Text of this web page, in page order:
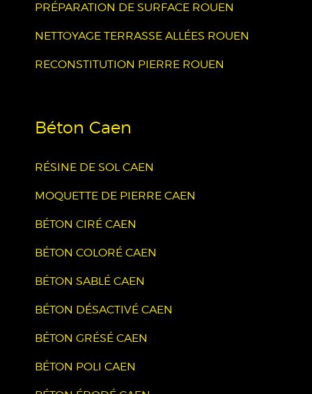
PRÉPARATION DE SURFACE ROUEN
NETTOYAGE TERRASSE ALLÉES ROUEN
RECONSTITUTION PIERRE ROUEN
Béton Caen
RÉSINE DE SOL CAEN
MOQUETTE DE PIERRE CAEN
BÉTON CIRÉ CAEN
BÉTON COLORÉ CAEN
BÉTON SABLÉ CAEN
BÉTON DÉSACTIVÉ CAEN
BÉTON GRÉSÉ CAEN
BÉTON POLI CAEN